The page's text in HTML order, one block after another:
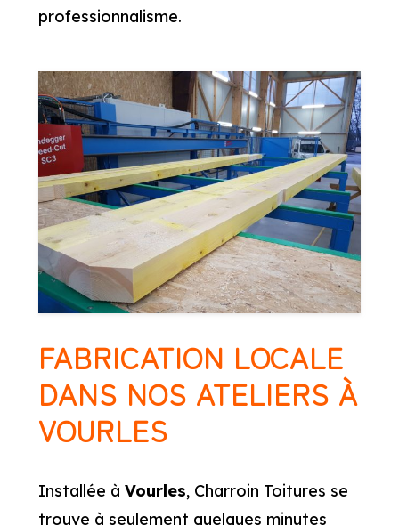
professionnalisme.
FABRICATION LOCALE
DANS NOS ATELIERS À
VOURLES
Installée à Vourles, Charroin Toitures se
trouve à seulement quelques minutes